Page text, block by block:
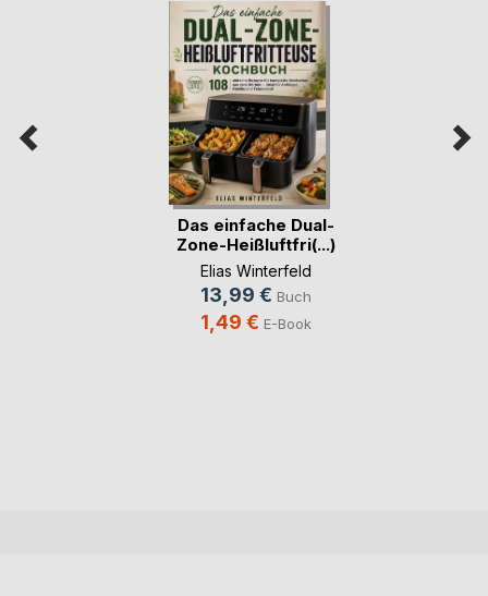
Das einfache Dual-
Zone-Heißluftfri(...)
Elias Winterfeld
13,99 € Buch
1,49 € E-Book